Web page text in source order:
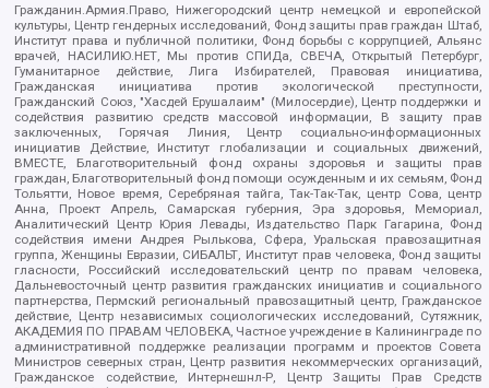
Гражданин.Армия.Право, Нижегородский центр немецкой и европейской
культуры, Центр гендерных исследований, Фонд защиты прав граждан Штаб,
Институт права и публичной политики, Фонд борьбы с коррупцией, Альянс
врачей, НАСИЛИЮ.НЕТ, Мы против СПИДа, СВЕЧА, Открытый Петербург,
Гуманитарное действие, Лига Избирателей, Правовая инициатива,
Гражданская инициатива против экологической преступности,
Гражданский Союз, "Хасдей Ерушалаим" (Милосердие), Центр поддержки и
содействия развитию средств массовой информации, В защиту прав
заключенных, Горячая Линия, Центр социально-информационных
инициатив Действие, Институт глобализации и социальных движений,
ВМЕСТЕ, Благотворительный фонд охраны здоровья и защиты прав
граждан, Благотворительный фонд помощи осужденным и их семьям, Фонд
Тольятти, Новое время, Серебряная тайга, Так-Так-Так, центр Сова, центр
Анна, Проект Апрель, Самарская губерния, Эра здоровья, Мемориал,
Аналитический Центр Юрия Левады, Издательство Парк Гагарина, Фонд
содействия имени Андрея Рылькова, Сфера, Уральская правозащитная
группа, Женщины Евразии, СИБАЛЬТ, Институт прав человека, Фонд защиты
гласности, Российский исследовательский центр по правам человека,
Дальневосточный центр развития гражданских инициатив и социального
партнерства, Пермский региональный правозащитный центр, Гражданское
действие, Центр независимых социологических исследований, Сутяжник,
АКАДЕМИЯ ПО ПРАВАМ ЧЕЛОВЕКА, Частное учреждение в Калининграде по
административной поддержке реализации программ и проектов Совета
Министров северных стран, Центр развития некоммерческих организаций,
Гражданское содействие, Интернешнл-Р, Центр Защиты Прав Средств